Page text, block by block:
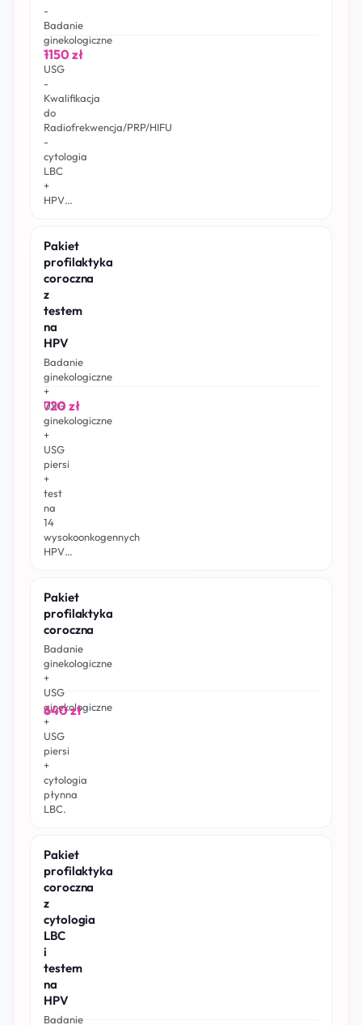
-
Badanie
ginekologiczne
+
USG
-
Kwalifikacja
do
Radiofrekwencja/PRP/HIFU
-
cytologia
LBC
+
HPV…
1150 zł
Pakiet
profilaktyka
coroczna
z
testem
na
HPV
Badanie
ginekologiczne
+
USG
ginekologiczne
+
USG
piersi
+
test
na
14
wysokoonkogennych
HPV…
720 zł
Pakiet
profilaktyka
coroczna
Badanie
ginekologiczne
+
USG
ginekologiczne
+
USG
piersi
+
cytologia
płynna
LBC.
640 zł
Pakiet
profilaktyka
coroczna
z
cytologia
LBC
i
testem
na
HPV
Badanie